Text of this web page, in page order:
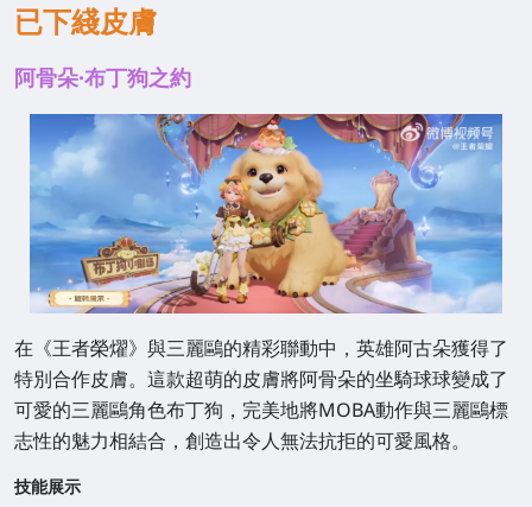
已下綫皮膚
阿骨朵·布丁狗之約
在《王者榮燿》與三麗鷗的精彩聯動中，英雄阿古朵獲得了
特別合作皮膚。這款超萌的皮膚將阿骨朵的坐騎球球變成了
可愛的三麗鷗角色布丁狗，完美地將MOBA動作與三麗鷗標
志性的魅力相結合，創造出令人無法抗拒的可愛風格。
技能展示